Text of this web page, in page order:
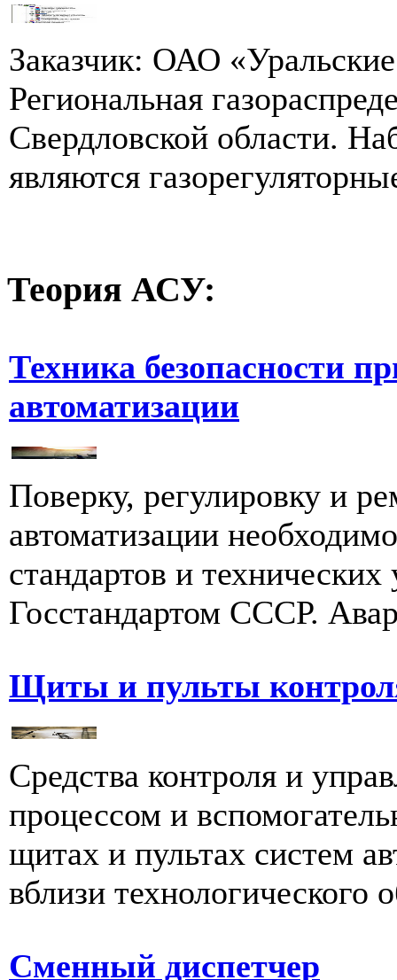
Заказчик: ОАО
Региональная
Свердловской области.
являются
Теория АСУ:
Техника безопасности
автоматизации
Поверку, регулировку и
автоматизации
стандартов и
Госстандартом СССР.
Щиты и пульты
Средства контроля и
процессом и
щитах и пультах систем
вблизи технологического
Сменный диспетчер